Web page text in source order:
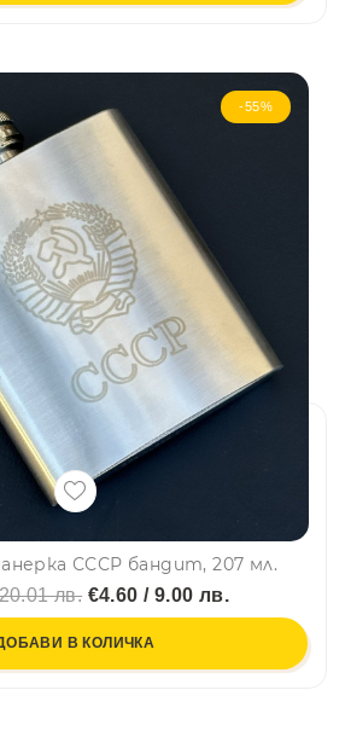
-55%
СССР бандит, 207 мл.
лв. €4.60 / 9.00 лв.
В КОЛИЧКА